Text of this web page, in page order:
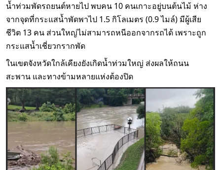
น้ำท่วมพัดรถยนต์หายไป พบคน 10 คนเกาะอยู่บนต้นไม้ ห่าง
จากจุดที่กระแสน้ำพัดพาไป 1.5 กิโลเมตร (0.9 ไมล์) มีผู้เสีย
ชีวิต 13 คน ส่วนใหญ่ไม่สามารถหนีออกจากรถได้ เพราะถูก
กระแสน้ำเชี่ยวกรากพัด
ในเขตจังหวัดใกล้เคียงยังเกิดน้ำท่วมใหญ่ ส่งผลให้ถนน
สะพาน และทางข้ามหลายแห่งต้องปิด